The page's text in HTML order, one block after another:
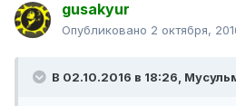
gusakyur
Опубликовано 2 октября,
В 02.10.2016 в 18:26,